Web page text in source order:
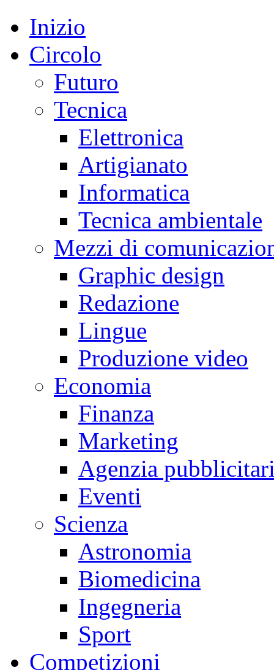
Inizio
Circolo
Futuro
Tecnica
Elettronica
Artigianato
Informatica
Tecnica ambientale
Mezzi di
Graphic design
Redazione
Lingue
Produzione video
Economia
Finanza
Marketing
Agenzia
Eventi
Scienza
Astronomia
Biomedicina
Ingegneria
Sport
Competizioni